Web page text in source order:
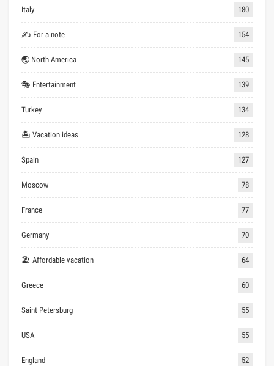
Italy 180
✍ For a note 154
🌏 North America 145
🎭 Entertainment 139
Turkey 134
🏝 Vacation ideas 128
Spain 127
Moscow 78
France 77
Germany 70
🏖 Affordable vacation 64
Greece 60
Saint Petersburg 55
USA 55
England 52